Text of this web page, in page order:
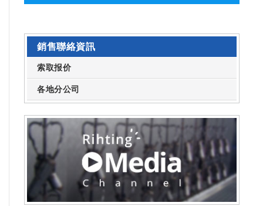
銷售聯絡資訊
索取报价
各地分公司